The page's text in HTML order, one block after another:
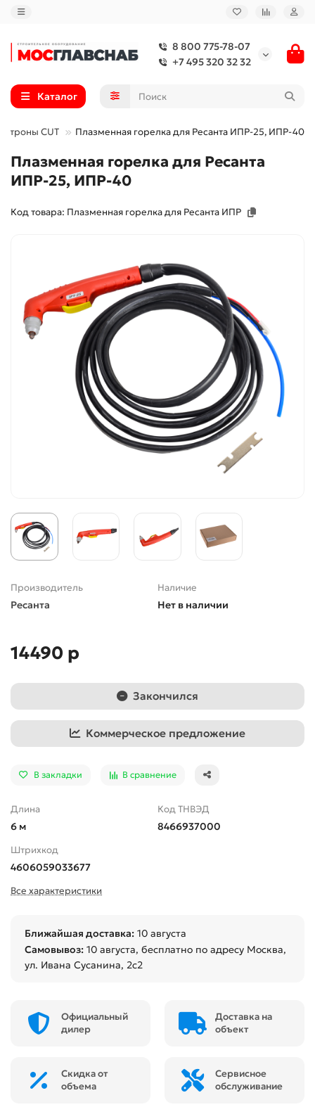
8 800 775-78-07
+7 495 320 32 32
Каталог
CUT Плазменная горелка для Ресанта ИПР-25, ИПР-40
Плазменная горелка для Ресанта
ИПР-25, ИПР-40
Код товара: Плазменная горелка для Ресанта ИПР
Производитель
Ресанта
Наличие
Нет в наличии
14490 р
Закончился
Коммерческое предложение
В закладки В сравнение
Длина
6 м
Код ТНВЭД
8466937000
Штрихкод
4606059033677
Все характеристики
Ближайшая доставка: 10 августа
Самовывоз: 10 августа, бесплатно по адресу Москва,
ул. Ивана Сусанина, 2с2
Официальный
дилер
Доставка на
объект
Скидка от
объема
Сервисное
обслуживание